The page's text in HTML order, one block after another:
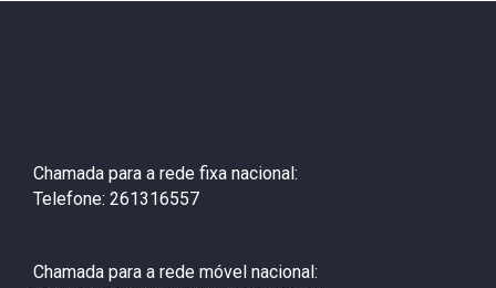
Chamada para a rede fixa nacional:
Telefone: 261316557
Chamada para a rede móvel nacional: